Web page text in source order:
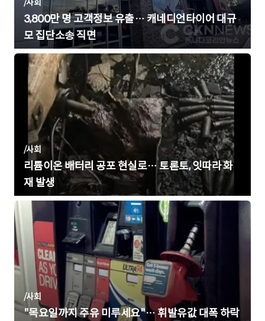
/사회
3,800만 명 고객정보 유출… 캐네디언타이어 대규
모 집단소송 직면
/사회
리튬이온 배터리 공포 현실로… 토론토, 잇따라 화
재 발생
/사회
"목요일까지 주유 미루세요"… 휘발유값 대폭 하락